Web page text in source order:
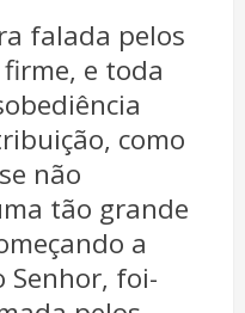
falada pelos
e toda
como
não
tão grande
a
Senhor, foi-